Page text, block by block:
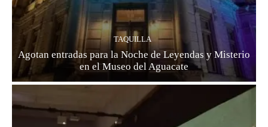
TAQUILLA
Agotan entradas para la Noche de Leyendas y Misterio
en el Museo del Aguacate